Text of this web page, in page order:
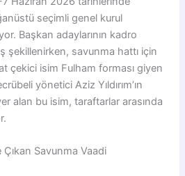
seçimli genel kurul
Başkan adaylarının kadro
şekillenirken, savunma hattı için
çekici isim Fulham forması giyen
yönetici Aziz Yıldırım’ın
alan bu isim, taraftarlar arasında
Çıkan Savunma Vaadi